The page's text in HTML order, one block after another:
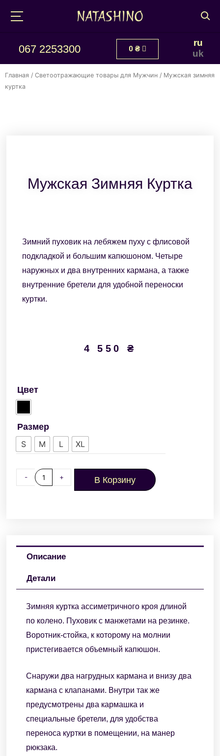
067 2253300 0 ₴
ru
uk
Главная / Светоотражающие товары для Мужчин / Мужская зимняя
куртка
Мужская Зимняя Куртка
Зимний пуховик на лебяжем пуху с флисовой
подкладкой и большим капюшоном. Четыре
наружных и два внутренних кармана, а также
внутренние бретели для удобной переноски
куртки.
4 550 ₴
Цвет
Размер
S
M L XL
- + В Корзину
Описание
Детали
Зимняя куртка ассиметричного кроя длиной
по колено. Пуховик с манжетами на резинке.
Воротник-стойка, к которому на молнии
пристегивается объемный капюшон.
Снаружи два нагрудных кармана и внизу два
кармана с клапанами. Внутри так же
предусмотрены два кармашка и
специальные бретели, для удобства
переноса куртки в помещении, на манер
рюкзака.